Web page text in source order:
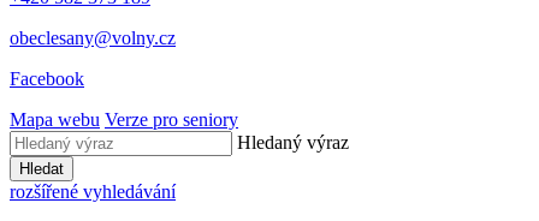
obeclesany@volny.cz
Facebook
Mapa webu Verze pro seniory
Hledaný výraz
Hledat
rozšířené vyhledávání